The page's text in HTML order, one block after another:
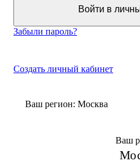
Войти в
Забыли пароль?
Создать личный кабинет
Ваш регион: Москва
Ваш